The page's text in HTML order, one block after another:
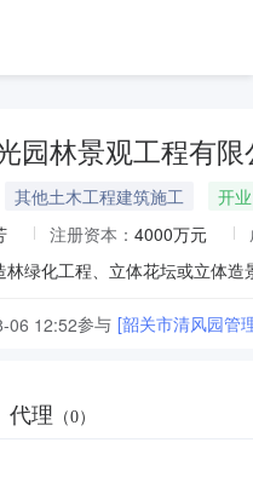
园林景观工程有限
其他土木工程建筑施工
开业
注册资本： 4000万元
06 12:52参与 [韶关市清风园管
代理 （0）